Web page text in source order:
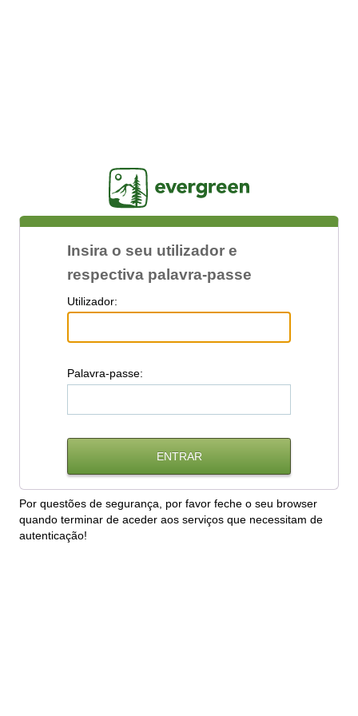
Insira o seu utilizador e
respectiva palavra-passe
Utilizador:
Palavra-passe:
Por questões de segurança, por favor feche o seu browser
quando terminar de aceder aos serviços que necessitam de
autenticação!